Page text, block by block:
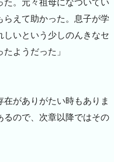
らえて助かった。息子が学
いという少しのんきなセ
ようだった」
がありがたい時もありま
るので、次章以降ではその